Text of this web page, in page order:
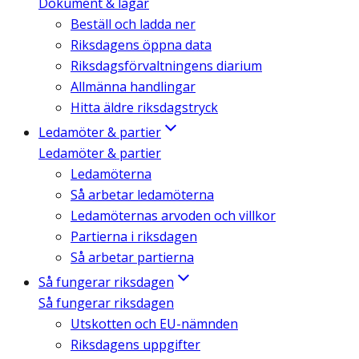
Beställ och ladda ner
Riksdagens öppna data
Riksdagsförvaltningens diarium
Allmänna handlingar
Hitta äldre riksdagstryck
Ledamöter & partier
Ledamöter & partier
Ledamöterna
Så arbetar ledamöterna
Ledamöternas arvoden och villkor
Partierna i riksdagen
Så arbetar partierna
Så fungerar riksdagen
Så fungerar riksdagen
Utskotten och EU-nämnden
Riksdagens uppgifter